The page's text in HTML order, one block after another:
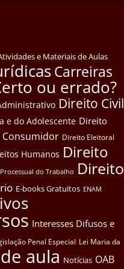
e Materiais de Aulas
Carreiras
ou errado?
Direito Civil
e do Adolescente Direito
Direito Eleitoral
Humanos Direito
do Trabalho Direito
E-books Gratuitos ENAM
Interesses Difusos e
Penal Especial Lei Maria da
aula Notícias OAB